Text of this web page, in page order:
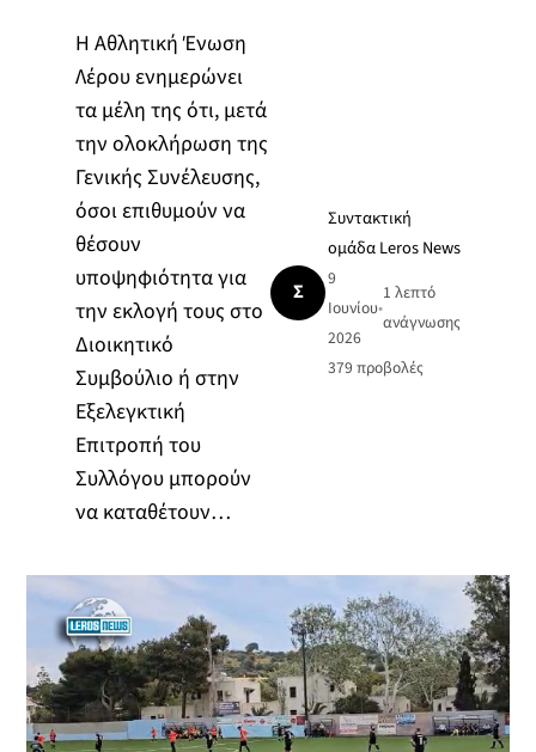
Η Αθλητική Ένωση
Λέρου ενημερώνει
τα μέλη της ότι, μετά
την ολοκλήρωση της
Γενικής Συνέλευσης,
όσοι επιθυμούν να
θέσουν
υποψηφιότητα για
την εκλογή τους στο
Διοικητικό
Συμβούλιο ή στην
Εξελεγκτική
Επιτροπή του
Συλλόγου μπορούν
να καταθέτουν…
Σ
Συντακτική
ομάδα Leros News
9
Ιουνίου
2026
•
1 λεπτό
ανάγνωσης
379 προβολές